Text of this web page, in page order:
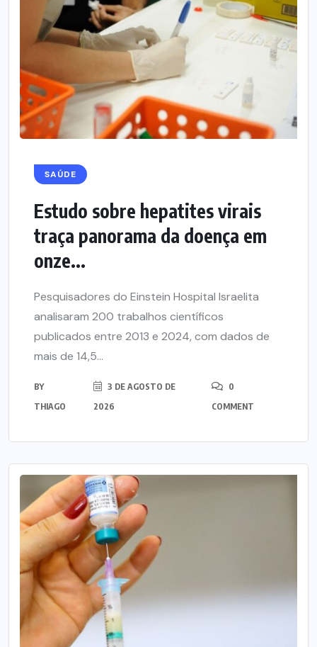
SAÚDE
Estudo sobre hepatites virais
traça panorama da doença em
onze...
Pesquisadores do Einstein Hospital Israelita
analisaram 200 trabalhos científicos
publicados entre 2013 e 2024, com dados de
mais de 14,5...
BY
THIAGO
3 DE AGOSTO DE
2026
0
COMMENT